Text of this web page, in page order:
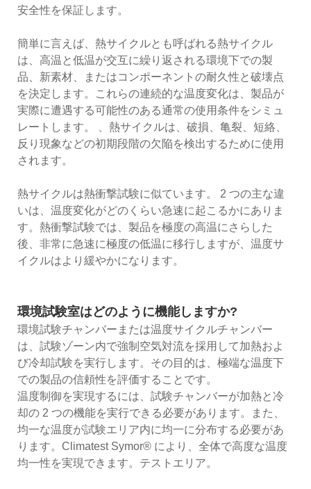
安全性を保証します。
簡単に言えば、熱サイクルとも呼ばれる熱サイクル
は、高温と低温が交互に繰り返される環境下での製
品、新素材、またはコンポーネントの耐久性と破壊点
を決定します。これらの連続的な温度変化は、製品が
実際に遭遇する可能性のある通常の使用条件をシミュ
レートします。 、熱サイクルは、破損、亀裂、短絡、
反り現象などの初期段階の欠陥を検出するために使用
されます。
熱サイクルは熱衝撃試験に似ています。 2 つの主な違
いは、温度変化がどのくらい急速に起こるかにありま
す。熱衝撃試験では、製品を極度の高温にさらした
後、非常に急速に極度の低温に移行しますが、温度サ
イクルはより緩やかになります。
環境試験室はどのように機能しますか?
環境試験チャンバーまたは温度サイクルチャンバー
は、試験ゾーン内で強制空気対流を採用して加熱およ
び冷却試験を実行します。その目的は、極端な温度下
での製品の信頼性を評価することです。
温度制御を実現するには、試験チャンバーが加熱と冷
却の 2 つの機能を実行できる必要があります。また、
均一な温度が試験エリア内に均一に分布する必要があ
ります。Climatest Symor® により、全体で高度な温度
均一性を実現できます。テストエリア。